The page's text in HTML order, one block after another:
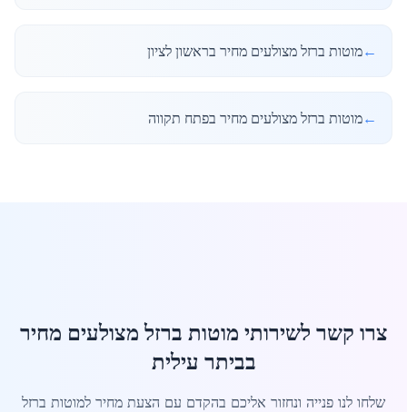
←מוטות ברזל מצולעים מחיר בראשון לציון
←מוטות ברזל מצולעים מחיר בפתח תקווה
צרו קשר לשירותי מוטות ברזל מצולעים מחיר
בביתר עילית
שלחו לנו פנייה ונחזור אליכם בהקדם עם הצעת מחיר למוטות ברזל